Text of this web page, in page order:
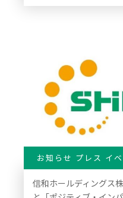
お知らせ プレス イ
信和ホールディングス